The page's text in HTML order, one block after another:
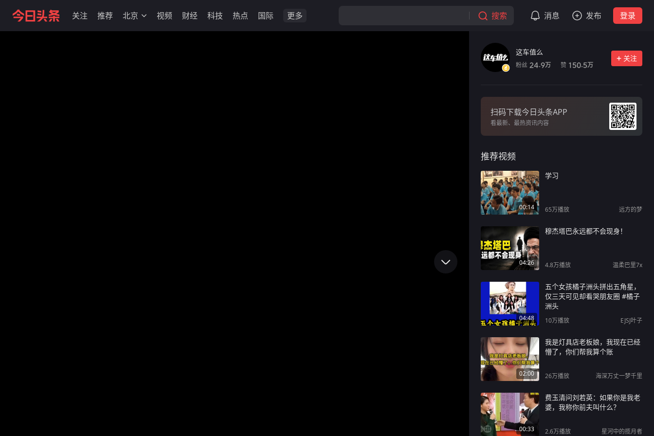
关注 推荐 北京 视频 财经 科技 热点 国际 更多 搜索 消息 发布 登录
这车值么
粉丝 24.9万 赞 150.5万
关注
扫码下载今日头条APP
看最新、最热资讯内容
推荐视频
00:14
学习
65万播放 远方的梦
04:26
穆杰塔巴永远都不会现身！
4.8万播放 温柔巴里7x
04:48
五个女孩橘子洲头拼出五角星，
仅三天可见却看哭朋友圈 #橘子
洲头
10万播放 EJSJ叶子
02:00
我是灯具店老板娘，我现在已经
懵了，你们帮我算个账
26万播放 海深万丈一梦千里
00:33
费玉清问刘若英：如果你是我老
婆，我称你前夫叫什么？
2.6万播放 星河中的揽月者